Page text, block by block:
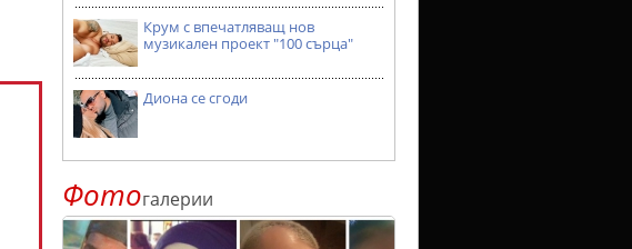
Крум с впечатляващ нов
музикален проект "100 сърца"
Диона се сгоди
Фотогалерии